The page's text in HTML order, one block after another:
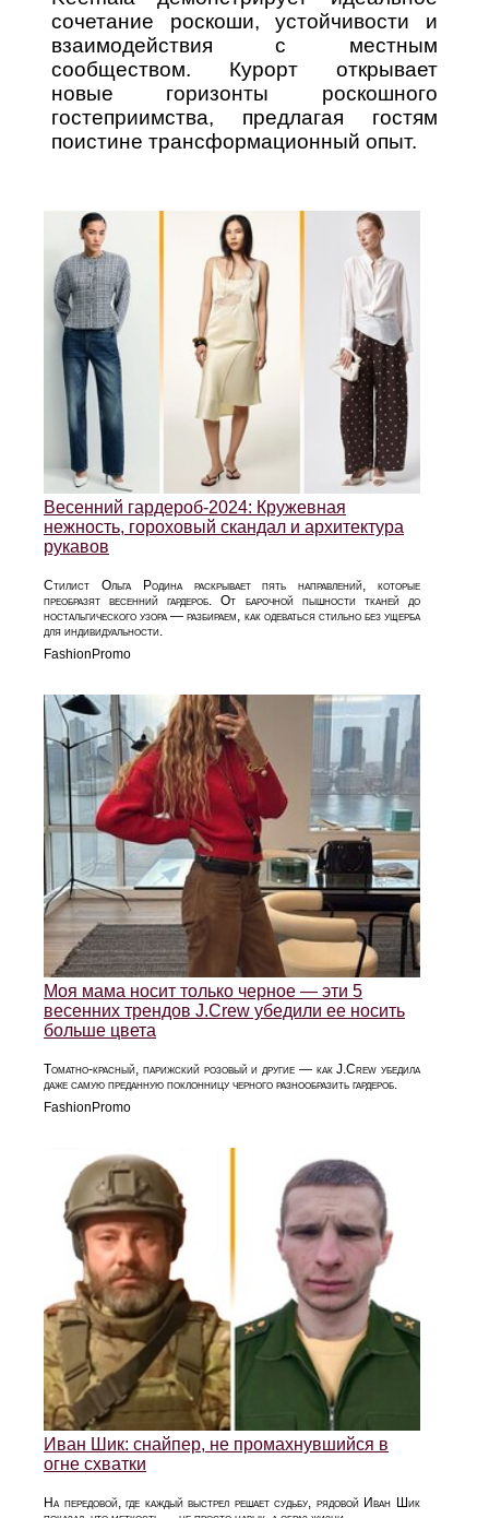
сочетание роскоши, устойчивости и
взаимодействия с местным
сообществом. Курорт открывает
новые горизонты роскошного
гостеприимства, предлагая гостям
поистине трансформационный опыт.
Весенний гардероб-2024: Кружевная
нежность, гороховый скандал и архитектура
рукавов
Стилист Ольга Родина раскрывает пять направлений, которые
преобразят весенний гардероб. От барочной пышности тканей до
ностальгического узора — разбираем, как одеваться стильно без ущерба
для индивидуальности.
FashionPromo
Моя мама носит только черное — эти 5
весенних трендов J.Crew убедили ее носить
больше цвета
Томатно-красный, парижский розовый и другие — как J.Crew убедила
даже самую преданную поклонницу черного разнообразить гардероб.
FashionPromo
Иван Шик: снайпер, не промахнувшийся в
огне схватки
На передовой, где каждый выстрел решает судьбу, рядовой Иван Шик